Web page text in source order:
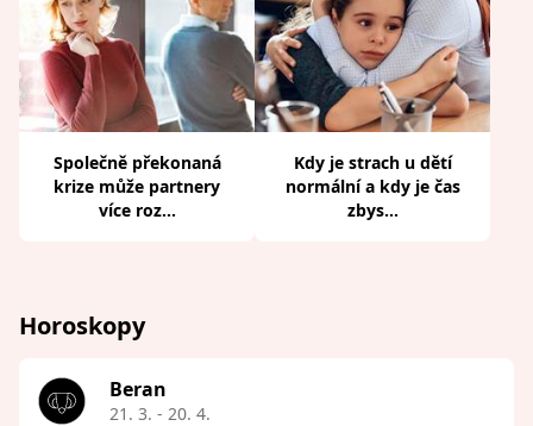
Společně překonaná
krize může partnery
více roz...
Kdy je strach u dětí
normální a kdy je čas
zbys...
Horoskopy
Beran
21. 3. - 20. 4.